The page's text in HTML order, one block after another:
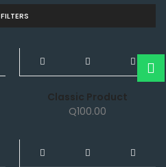
FILTERS
NEW
Classic Product
Q100.00
NEW